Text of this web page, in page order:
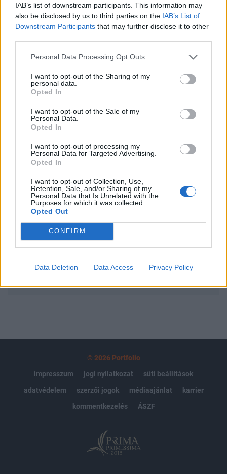
IAB’s list of downstream participants. This information may
also be disclosed by us to third parties on the IAB’s List of
Downstream Participants that may further disclose it to other
Personal Data Processing Opt Outs
I want to opt-out of the Sharing of my
personal data.
Opted In
I want to opt-out of the Sale of my
Personal Data.
Opted In
I want to opt-out of processing my
Personal Data for Targeted Advertising.
Opted In
I want to opt-out of Collection, Use,
Retention, Sale, and/or Sharing of my
Personal Data that Is Unrelated with the
Purposes for which it was collected.
Opted Out
CONFIRM
Data Deletion Data Access Privacy Policy
Portfolio Investment Day 2026Október 21-én jön a Portfolio
Investment Day 2026, ahol a piac vezető szakértőivel
keressük a választ a befektetőket leginkább foglalkoztató
következő évek nyertesei, mire számíthatunk a részvény-,
érdemes portfóliót építeni egy gyorsan változó...
KEDVES OLVASÓNK!
A keresett cikk a portfolio.hu hírarchívumához
tartozik, melynek olvasása előfizetéses
regisztrációhoz kötött.
Az előfizetés a következőket tartalmazza:
Portfolio.hu teljes cikkarchívum
Kötéslisták: BÉT elmúlt 2 év napon belüli
kötéslistái
Előfizetés
© 2026 Portfolio
impresszum
jogi nyilatkozat
süti beállítások
adatvédelem
szerzői jogok médiaajánlat
karrier
kommentkezelés
ÁSZF